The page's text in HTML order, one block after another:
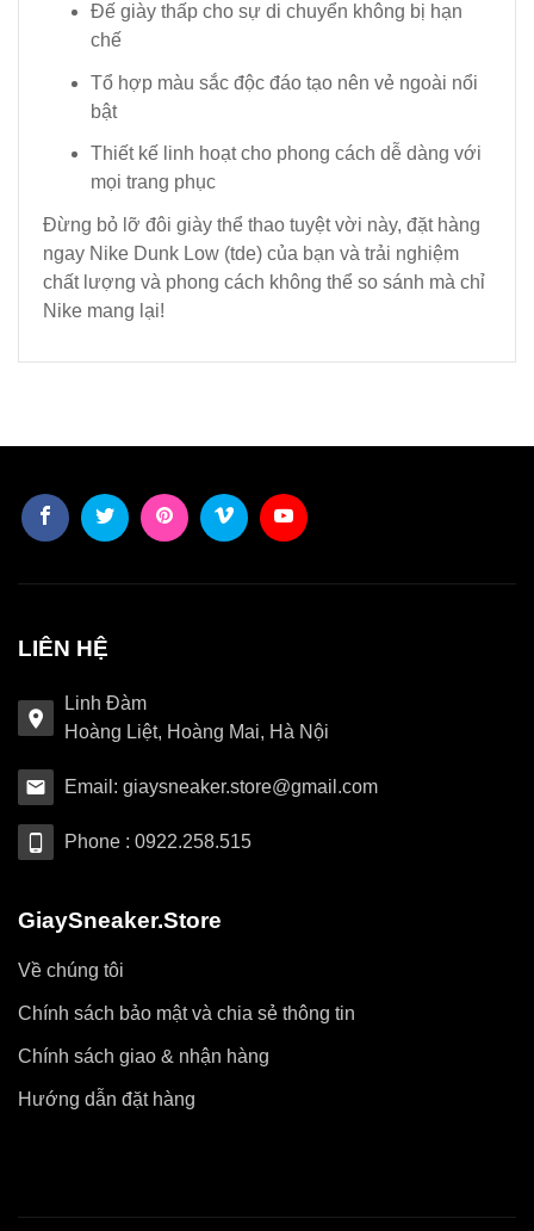
Đế giày thấp cho sự di chuyển không bị hạn
chế
Tổ hợp màu sắc độc đáo tạo nên vẻ ngoài nổi
bật
Thiết kế linh hoạt cho phong cách dễ dàng với
mọi trang phục
Đừng bỏ lỡ đôi giày thể thao tuyệt vời này, đặt hàng
ngay Nike Dunk Low (tde) của bạn và trải nghiệm
chất lượng và phong cách không thể so sánh mà chỉ
Nike mang lại!
LIÊN HỆ
Linh Đàm
Hoàng Liệt, Hoàng Mai, Hà Nội
Email: giaysneaker.store@gmail.com
Phone : 0922.258.515
GiaySneaker.Store
Về chúng tôi
Chính sách bảo mật và chia sẻ thông tin
Chính sách giao & nhận hàng
Hướng dẫn đặt hàng